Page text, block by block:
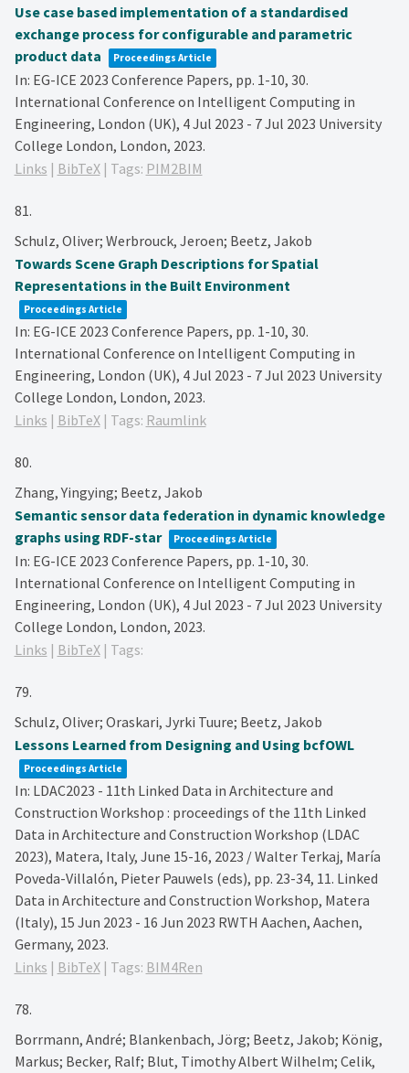
Use case based implementation of a standardised
exchange process for configurable and parametric
product data
Proceedings Article
In: EG-ICE 2023 Conference Papers, pp. 1-10, 30.
International Conference on Intelligent Computing in
Engineering, London (UK), 4 Jul 2023 - 7 Jul 2023 University
College London, London, 2023.
Links | BibTeX| Tags: PIM2BIM
81.
Schulz, Oliver; Werbrouck, Jeroen; Beetz, Jakob
Towards Scene Graph Descriptions for Spatial
Representations in the Built Environment
Proceedings Article
In: EG-ICE 2023 Conference Papers, pp. 1-10, 30.
International Conference on Intelligent Computing in
Engineering, London (UK), 4 Jul 2023 - 7 Jul 2023 University
College London, London, 2023.
Links | BibTeX| Tags: Raumlink
80.
Zhang, Yingying; Beetz, Jakob
Semantic sensor data federation in dynamic knowledge
graphs using RDF-star
Proceedings Article
In: EG-ICE 2023 Conference Papers, pp. 1-10, 30.
International Conference on Intelligent Computing in
Engineering, London (UK), 4 Jul 2023 - 7 Jul 2023 University
College London, London, 2023.
Links | BibTeX| Tags:
79.
Schulz, Oliver; Oraskari, Jyrki Tuure; Beetz, Jakob
Lessons Learned from Designing and Using bcfOWL
Proceedings Article
In: LDAC2023 - 11th Linked Data in Architecture and
Construction Workshop : proceedings of the 11th Linked
Data in Architecture and Construction Workshop (LDAC
2023), Matera, Italy, June 15-16, 2023 / Walter Terkaj, María
Poveda-Villalón, Pieter Pauwels (eds), pp. 23-34, 11. Linked
Data in Architecture and Construction Workshop, Matera
(Italy), 15 Jun 2023 - 16 Jun 2023 RWTH Aachen, Aachen,
Germany, 2023.
Links | BibTeX| Tags: BIM4Ren
78.
Borrmann, André; Blankenbach, Jörg; Beetz, Jakob; König,
Markus; Becker, Ralf; Blut, Timothy Albert Wilhelm; Celik,